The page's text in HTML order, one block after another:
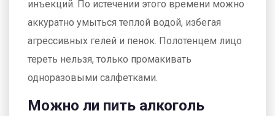
инъекций. По истечении этого времени можно
аккуратно умыться теплой водой, избегая
агрессивных гелей и пенок. Полотенцем лицо
тереть нельзя, только промакивать
одноразовыми салфетками.
Можно ли пить алкоголь